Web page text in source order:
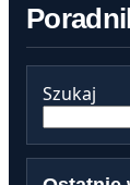
Szukaj